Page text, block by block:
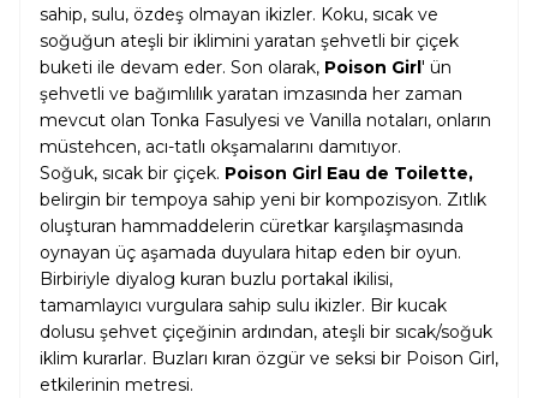
sahip, sulu, özdeş olmayan ikizler. Koku, sıcak ve
soğuğun ateşli bir iklimini yaratan şehvetli bir çiçek
buketi ile devam eder. Son olarak, Poison Girl' ün
şehvetli ve bağımlılık yaratan imzasında her zaman
mevcut olan Tonka Fasulyesi ve Vanilla notaları, onların
müstehcen, acı-tatlı okşamalarını damıtıyor.
Soğuk, sıcak bir çiçek. Poison Girl Eau de Toilette,
belirgin bir tempoya sahip yeni bir kompozisyon. Zıtlık
oluşturan hammaddelerin cüretkar karşılaşmasında
oynayan üç aşamada duyulara hitap eden bir oyun.
Birbiriyle diyalog kuran buzlu portakal ikilisi,
tamamlayıcı vurgulara sahip sulu ikizler. Bir kucak
dolusu şehvet çiçeğinin ardından, ateşli bir sıcak/soğuk
iklim kurarlar. Buzları kıran özgür ve seksi bir Poison Girl,
etkilerinin metresi.